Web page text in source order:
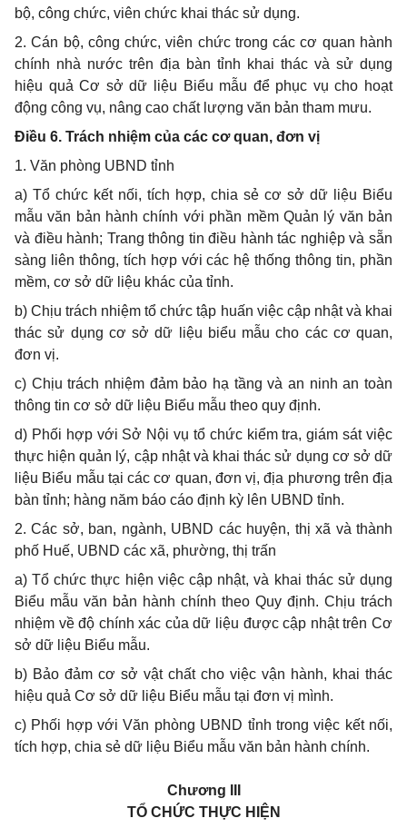
bộ, công chức, viên chức khai thác sử dụng.
2. Cán bộ, công chức, viên chức trong các cơ quan hành
chính nhà nước trên địa bàn tỉnh khai thác và sử dụng
hiệu quả Cơ sở dữ liệu Biểu mẫu để phục vụ cho hoạt
động công vụ, nâng cao chất lượng văn bản tham mưu.
Điều 6. Trách nhiệm của các cơ quan, đơn vị
1. Văn phòng UBND tỉnh
a) Tổ chức kết nối, tích hợp, chia sẻ cơ sở dữ liệu Biểu
mẫu văn bản hành chính với phần mềm Quản lý văn bản
và điều hành; Trang thông tin điều hành tác nghiệp và sẵn
sàng liên thông, tích hợp với các hệ thống thông tin, phần
mềm, cơ sở dữ liệu khác của tỉnh.
b) Chịu trách nhiệm tổ chức tập huấn việc cập nhật và khai
thác sử dụng cơ sở dữ liệu biểu mẫu cho các cơ quan,
đơn vị.
c) Chịu trách nhiệm đảm bảo hạ tầng và an ninh an toàn
thông tin cơ sở dữ liệu Biểu mẫu theo quy định.
d) Phối hợp với Sở Nội vụ tổ chức kiểm tra, giám sát việc
thực hiện quản lý, cập nhật và khai thác sử dụng cơ sở dữ
liệu Biểu mẫu tại các cơ quan, đơn vị, địa phương trên địa
bàn tỉnh; hàng năm báo cáo định kỳ lên UBND tỉnh.
2. Các sở, ban, ngành, UBND các huyện, thị xã và thành
phố Huế, UBND các xã, phường, thị trấn
a) Tổ chức thực hiện việc cập nhật, và khai thác sử dụng
Biểu mẫu văn bản hành chính theo Quy định. Chịu trách
nhiệm về độ chính xác của dữ liệu được cập nhật trên Cơ
sở dữ liệu Biểu mẫu.
b) Bảo đảm cơ sở vật chất cho việc vận hành, khai thác
hiệu quả Cơ sở dữ liệu Biểu mẫu tại đơn vị mình.
c) Phối hợp với Văn phòng UBND tỉnh trong việc kết nối,
tích hợp, chia sẻ dữ liệu Biểu mẫu văn bản hành chính.
Chương III
TỔ CHỨC THỰC HIỆN